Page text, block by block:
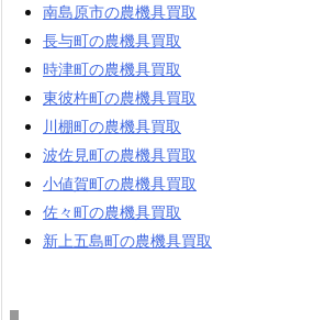
南島原市の農機具買取
長与町の農機具買取
時津町の農機具買取
東彼杵町の農機具買取
川棚町の農機具買取
波佐見町の農機具買取
小値賀町の農機具買取
佐々町の農機具買取
新上五島町の農機具買取